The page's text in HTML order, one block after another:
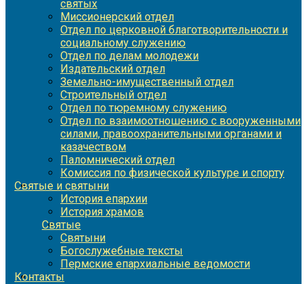
святых
Миссионерский отдел
Отдел по церковной благотворительности и
социальному служению
Отдел по делам молодежи
Издательский отдел
Земельно-имущественный отдел
Строительный отдел
Отдел по тюремному служению
Отдел по взаимоотношению с вооруженными
силами, правоохранительными органами и
казачеством
Паломнический отдел
Комиссия по физической культуре и спорту
Святые и святыни
История епархии
История храмов
Святые
Святыни
Богослужебные тексты
Пермские епархиальные ведомости
Контакты